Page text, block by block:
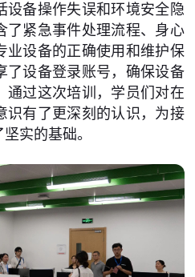
设备操作失误和环境安全隐
了紧急事件处理流程、身心
业设备的正确使用和维护保
了设备登录账号，确保设备
通过这次培训，学员们对在
识有了更深刻的认识，为接
实的基础。